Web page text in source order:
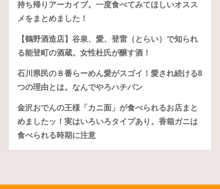
持ち帰りアーカイブ。一度食べてみてほしいオスス
メをまとめました！
【鶴野酒造店】谷泉、愛、登雷（とらい）で知られ
る能登町の酒蔵。女性杜氏が醸す酒！
石川県民の８番らーめん愛がスゴイ！愛され続ける8
つの理由とは。なんでやろハチバン
金沢おでんの王様「カニ面」が食べられるお店まと
めましたッ！実はいろいろタイプあり。香箱ガニは
食べられる時期に注意